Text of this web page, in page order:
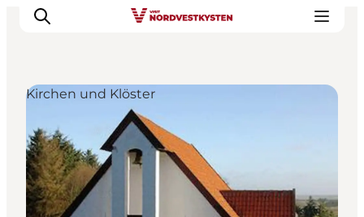
Urlaubsorte
Inspiration
Events
Unterkunft
Kirchen und Klöster